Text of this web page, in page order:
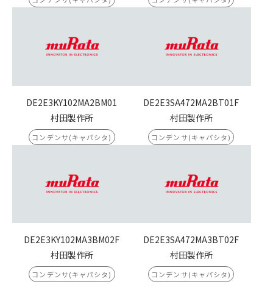
DE2E3KY102MA2BM01
村田製作所
コンデンサ(キャパシタ)
DE2E3SA472MA2BT01F
村田製作所
コンデンサ(キャパシタ)
DE2E3KY102MA3BM02F
村田製作所
コンデンサ(キャパシタ)
DE2E3SA472MA3BT02F
村田製作所
コンデンサ(キャパシタ)